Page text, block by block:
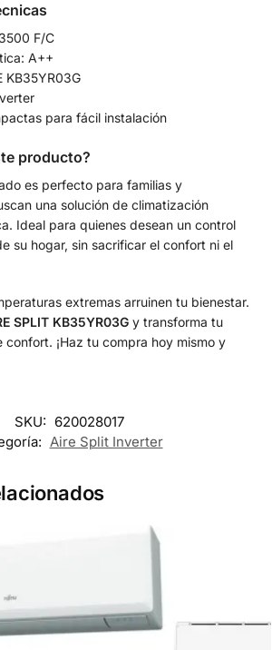
F/C
A++
KB35YR03G
para fácil instalación
producto?
es perfecto para familias y
una solución de climatización
Ideal para quienes desean un control
su hogar, sin sacrificar el confort ni el
extremas arruinen tu bienestar.
SPLIT KB35YR03G y transforma tu
confort. ¡Haz tu compra hoy mismo y
SKU: 620028017
Aire Split Inverter